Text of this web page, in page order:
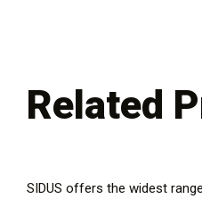
Related
SIDUS offers the widest